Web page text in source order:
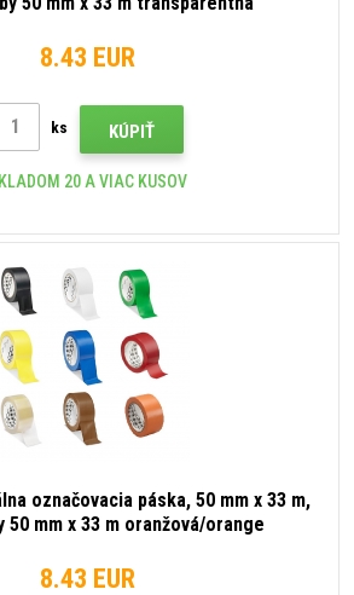
8.43 EUR
ks KÚPIŤ
20 A VIAC KUSOV
označovacia páska, 50 mm x 33 m,
50 mm x 33 m oranžová/orange
8.43 EUR